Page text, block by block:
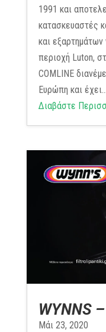
1991 και
κατασκευαστές
και εξαρτημάτων
περιοχή Luton,
COMLINE
Ευρώπη και έχει...
Διαβάστε
WYNNS
Μάι 23, 2020